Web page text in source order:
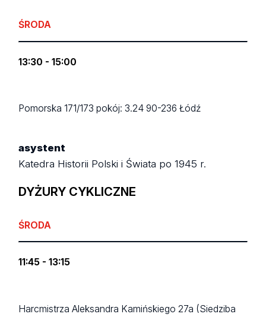
ŚRODA
13:30 - 15:00
Pomorska 171/173pokój: 3.2490-236 Łódź
asystent
Katedra Historii Polski i Świata po 1945 r.
DYŻURY CYKLICZNE
ŚRODA
11:45 - 13:15
Harcmistrza Aleksandra Kamińskiego 27a (Siedziba